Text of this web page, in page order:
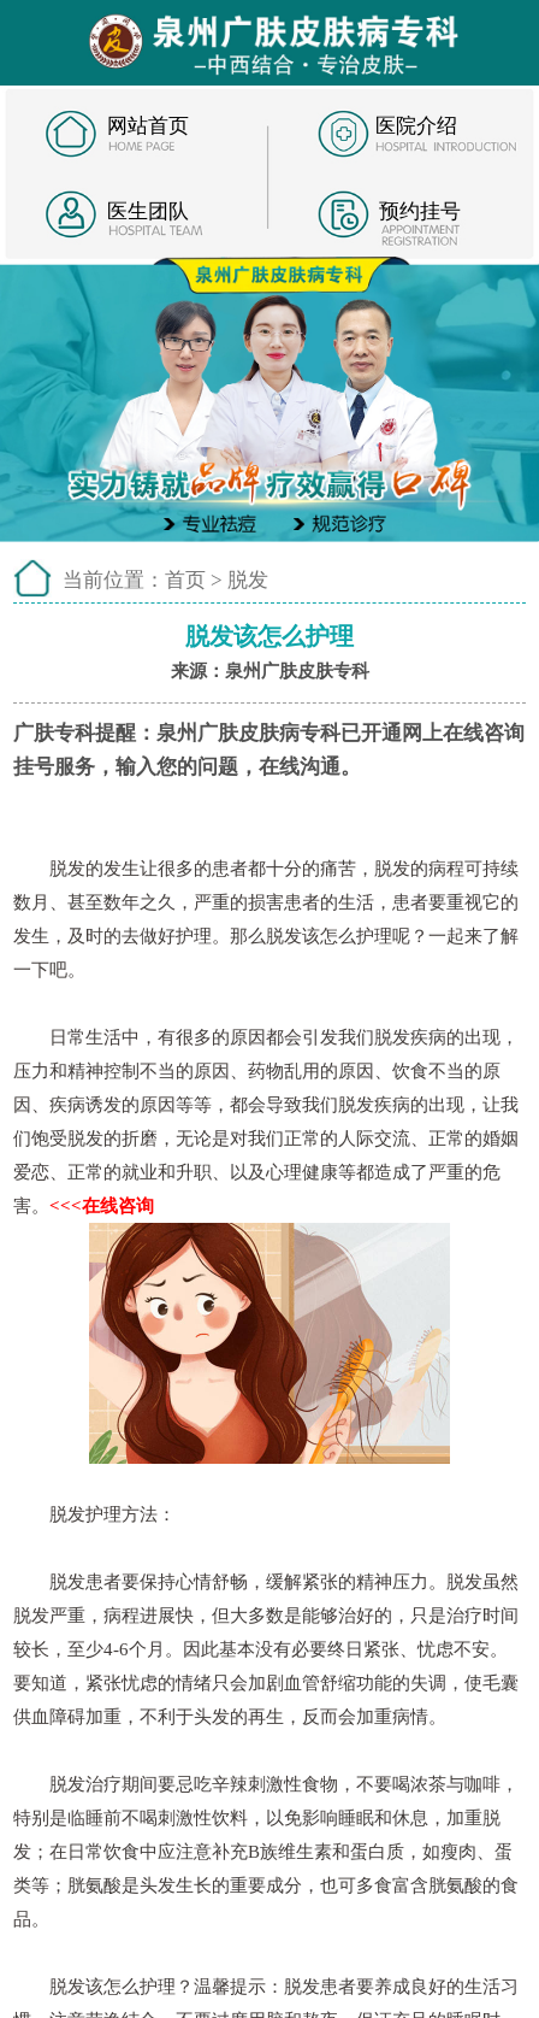
网站首页 医院介绍
医生团队 预约挂号
当前位置： 首页 > 脱发
脱发该怎么护理
来源：泉州广肤皮肤专科
广肤专科提醒： 泉州广肤皮肤病专科已开通网上在线咨询
挂号服务，输入您的问题，在线沟通。
脱发的发生让很多的患者都十分的痛苦，脱发的病程可持续
数月、甚至数年之久，严重的损害患者的生活，患者要重视它的
发生，及时的去做好护理。那么脱发该怎么护理呢？一起来了解
一下吧。
日常生活中，有很多的原因都会引发我们脱发疾病的出现，
压力和精神控制不当的原因、药物乱用的原因、饮食不当的原
因、疾病诱发的原因等等，都会导致我们脱发疾病的出现，让我
们饱受脱发的折磨，无论是对我们正常的人际交流、正常的婚姻
爱恋、正常的就业和升职、以及心理健康等都造成了严重的危
害。<<<在线咨询
脱发护理方法：
脱发患者要保持心情舒畅，缓解紧张的精神压力。脱发虽然
脱发严重，病程进展快，但大多数是能够治好的，只是治疗时间
较长，至少4-6个月。因此基本没有必要终日紧张、忧虑不安。
要知道，紧张忧虑的情绪只会加剧血管舒缩功能的失调，使毛囊
供血障碍加重，不利于头发的再生，反而会加重病情。
脱发治疗期间要忌吃辛辣刺激性食物，不要喝浓茶与咖啡，
特别是临睡前不喝刺激性饮料，以免影响睡眠和休息，加重脱
发；在日常饮食中应注意补充B族维生素和蛋白质，如瘦肉、蛋
类等；胱氨酸是头发生长的重要成分，也可多食富含胱氨酸的食
品。
脱发该怎么护理？温馨提示：脱发患者要养成良好的生活习